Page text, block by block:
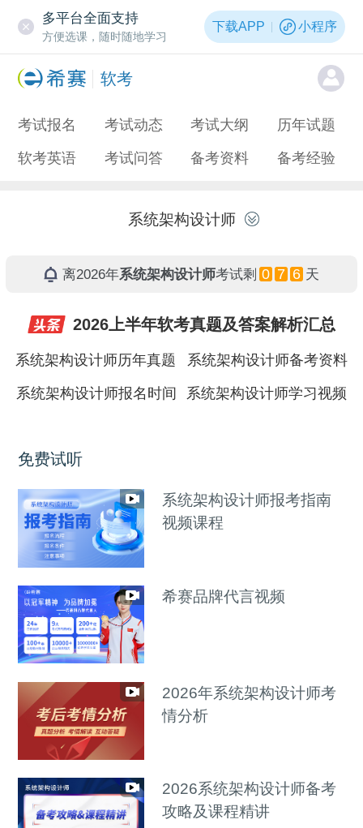
多平台全面支持
方便选课，随时随地学习
下载APP 小程序
软考
考试报名 考试动态 考试大纲 历年试题
软考英语 考试问答 备考资料 备考经验
系统架构设计师
离2026年系统架构设计师考试剩 0 7 6 天
2026上半年软考真题及答案解析汇总
系统架构设计师历年真题 系统架构设计师备考资料
系统架构设计师报名时间 系统架构设计师学习视频
免费试听
系统架构设计师报考指南
视频课程
希赛品牌代言视频
2026年系统架构设计师考
情分析
2026系统架构设计师备考
攻略及课程精讲